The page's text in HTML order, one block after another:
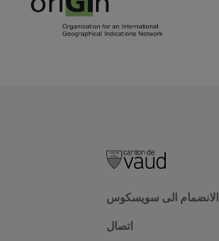
الانضمام الى سويسكوس
اتصال